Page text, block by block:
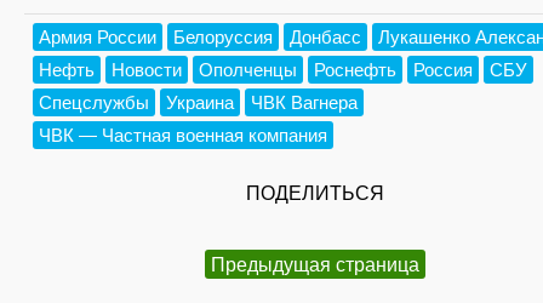
Армия России Белоруссия Донбасс
Лукашенко
Нефть
Новости Ополченцы Роснефть Россия
СБУ
Спецслужбы
Украина
ЧВК Вагнера
ЧВК — Частная военная компания
ПОДЕЛИТЬСЯ
Предыдущая страница